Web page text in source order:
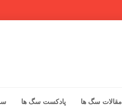
مقالات سگ ها پادکست سگ ها